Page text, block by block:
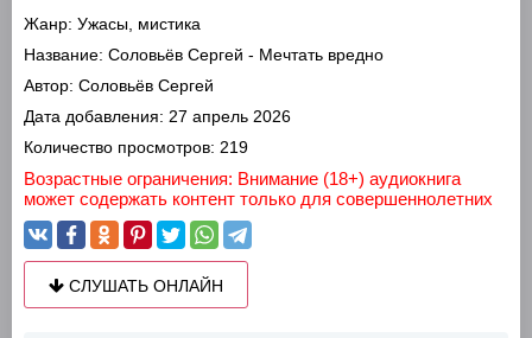
Жанр: Ужасы, мистика
Название: Соловьёв Сергей - Мечтать вредно
Автор: Соловьёв Сергей
Дата добавления: 27 апрель 2026
Количество просмотров: 219
Возрастные ограничения: Внимание (18+) аудиокнига
может содержать контент только для совершеннолетних
СЛУШАТЬ ОНЛАЙН